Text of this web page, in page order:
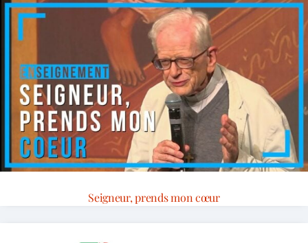
Seigneur, prends mon cœur